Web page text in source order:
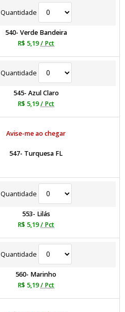
Quantidade
540- Verde Bandeira
R$ 5,19/ Pct
Quantidade
545- Azul Claro
R$ 5,19/ Pct
Avise-me ao chegar
547- Turquesa FL
Quantidade
553- Lilás
R$ 5,19/ Pct
Quantidade
560- Marinho
R$ 5,19/ Pct